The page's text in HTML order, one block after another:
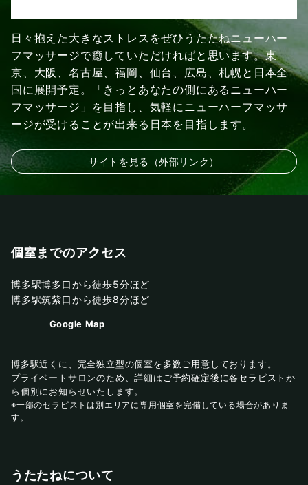
日々抱えた大きなストレスをぜひうたたねニューハー
フマッサージで癒していただければと思います。東
京、大阪、名古屋、福岡、仙台、広島、札幌と日本全
国に展開予定。「きっとあなたの側にあるニューハー
フマッサージ」を目指し、気軽にニューハーフマッサ
ージが受けることが出来る日本を目指します。
サイトを見る（外部リンク）
個室までのアクセス
博多駅博多口から徒歩5分ほど
博多駅筑紫口から徒歩8分ほど
Google Map
博多駅近くに、完全独立型の個室を多数ご用意しております。
プライベートサロンのため、詳細はご予約確定後に各セラピストか
ら個別にお知らせいたします。
※一部のセラピストは別エリアに専用個室を完備している場合がありま
す。
うたたねについて